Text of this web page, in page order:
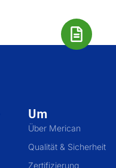
Um
Über Merican
Qualität & Sicherheit
Zertifizierung